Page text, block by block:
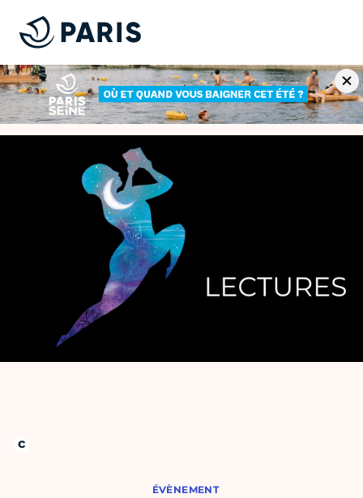
ÉVÈNEMENT